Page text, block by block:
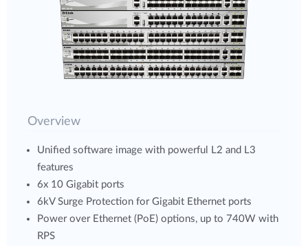
Overview
Unified software image with powerful L2 and L3
features
6x 10 Gigabit ports
6kV Surge Protection for Gigabit Ethernet ports
Power over Ethernet (PoE) options, up to 740W with
RPS